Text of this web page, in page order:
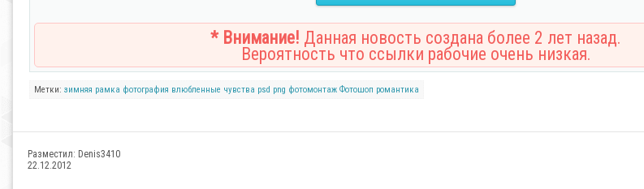
* Внимание! Данная новость создана более 2 лет назад.
Вероятность что ссылки рабочие очень низкая.
Метки: зимняя рамка фотография влюбленные чувства psd png фотомонтаж Фотошоп романтика
Разместил: Denis3410
22.12.2012